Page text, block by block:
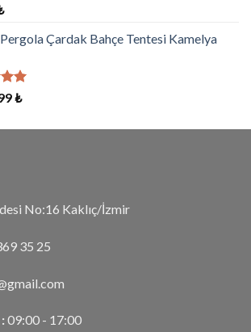
Çardak Bahçe Tentesi Kamelya
₺
No:16 Kaklıç/İzmir
35 25
09:00 - 17:00